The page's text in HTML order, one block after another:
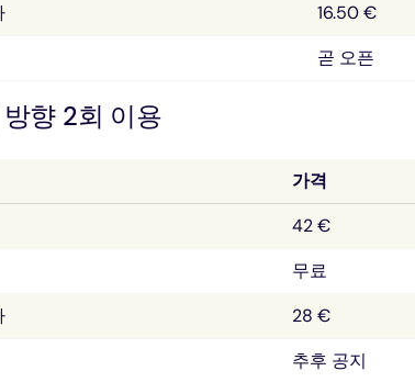
16.50 €
곧 오픈
향 2회 이용
가격
42 €
무료
28 €
추후 공지